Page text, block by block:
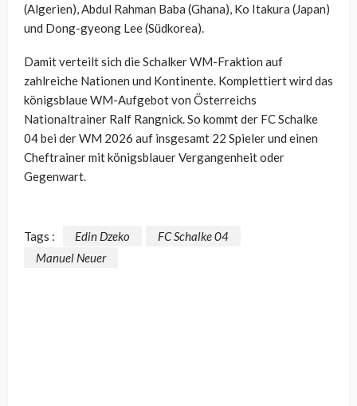
(Algerien), Abdul Rahman Baba (Ghana), Ko Itakura (Japan)
und Dong-gyeong Lee (Südkorea).
Damit verteilt sich die Schalker WM-Fraktion auf
zahlreiche Nationen und Kontinente. Komplettiert wird das
königsblaue WM-Aufgebot von Österreichs
Nationaltrainer Ralf Rangnick. So kommt der FC Schalke
04 bei der WM 2026 auf insgesamt 22 Spieler und einen
Cheftrainer mit königsblauer Vergangenheit oder
Gegenwart.
Tags : Edin Dzeko
FC Schalke 04
Manuel Neuer